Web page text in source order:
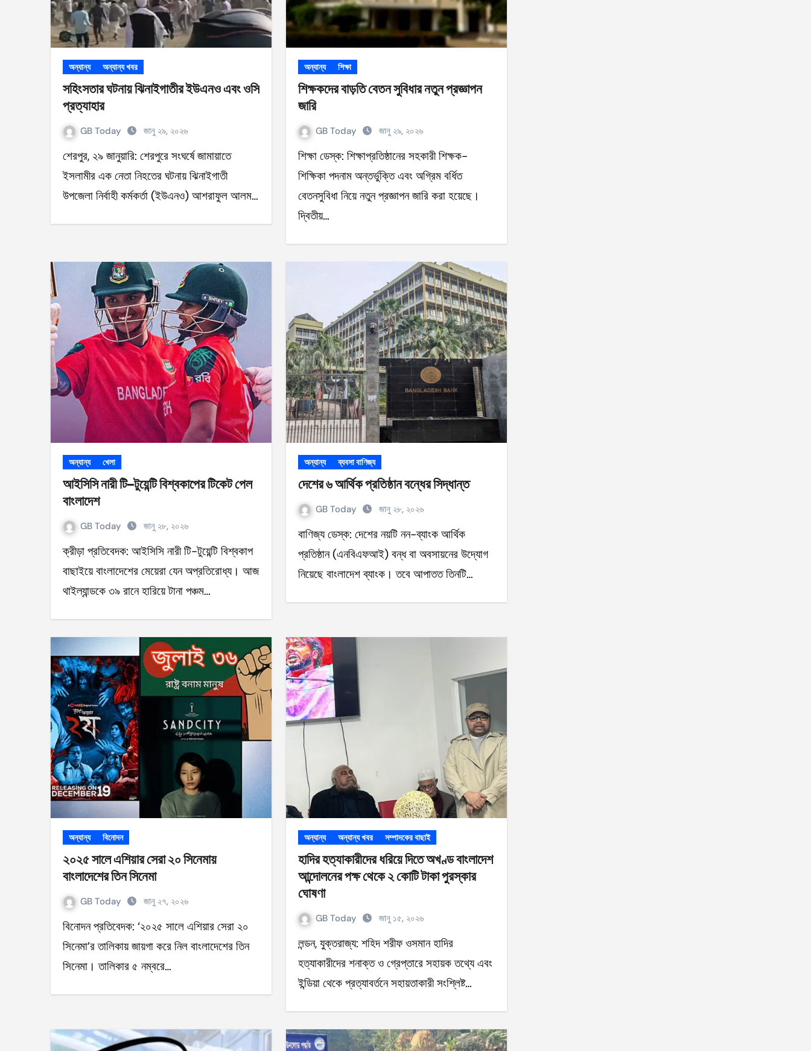
অন্যান্য অন্যান্য খবর
সহিংসতার ঘটনায় ঝিনাইগাতীর ইউএনও এবং ওসি
প্রত্যাহার
GB Today জানু ২৯, ২০২৬
শেরপুর, ২৯ জানুয়ারি: শেরপুরে সংঘর্ষে জামায়াতে
ইসলামীর এক নেতা নিহতের ঘটনায় ঝিনাইগাতী
উপজেলা নির্বাহী কর্মকর্তা (ইউএনও) আশরাফুল আলম…
অন্যান্য শিক্ষা
শিক্ষকদের বাড়তি বেতন সুবিধার নতুন প্রজ্ঞাপন
জারি
GB Today জানু ২৯, ২০২৬
শিক্ষা ডেস্ক: শিক্ষাপ্রতিষ্ঠানের সহকারী শিক্ষক-
শিক্ষিকা পদনাম অন্তর্ভুক্তি এবং অগ্রিম বর্ধিত
বেতনসুবিধা নিয়ে নতুন প্রজ্ঞাপন জারি করা হয়েছে।
দ্বিতীয়…
অন্যান্য খেলা
আইসিসি নারী টি–টুয়েন্টি বিশ্বকাপের টিকেট পেল
বাংলাদেশ
GB Today জানু ২৮, ২০২৬
ক্রীড়া প্রতিবেদক: আইসিসি নারী টি-টুয়েন্টি বিশ্বকাপ
বাছাইয়ে বাংলাদেশের মেয়েরা যেন অপ্রতিরোধ্য। আজ
থাইল্যান্ডকে ৩৯ রানে হারিয়ে টানা পঞ্চম…
অন্যান্য ব্যবসা বাণিজ্য
দেশের ৬ আর্থিক প্রতিষ্ঠান বন্ধের সিদ্ধান্ত
GB Today জানু ২৮, ২০২৬
বাণিজ্য ডেস্ক: দেশের নয়টি নন-ব্যাংক আর্থিক
প্রতিষ্ঠান (এনবিএফআই) বন্ধ বা অবসায়নের উদ্যোগ
নিয়েছে বাংলাদেশ ব্যাংক। তবে আপাতত তিনটি…
অন্যান্য বিনোদন
২০২৫ সালে এশিয়ার সেরা ২০ সিনেমায়
বাংলাদেশের তিন সিনেমা
GB Today জানু ২৭, ২০২৬
বিনোদন প্রতিবেদক: ‘২০২৫ সালে এশিয়ার সেরা ২০
সিনেমা’র তালিকায় জায়গা করে নিল বাংলাদেশের তিন
সিনেমা। তালিকার ৫ নম্বরে…
অন্যান্য অন্যান্য খবর সম্পাদকের বাছাই
হাদির হত্যাকারীদের ধরিয়ে দিতে অখণ্ড বাংলাদেশ
আন্দোলনের পক্ষ থেকে ২ কোটি টাকা পুরস্কার
ঘোষণা
GB Today জানু ১৫, ২০২৬
লন্ডন, যুক্তরাজ্য: শহিদ শরীফ ওসমান হাদির
হত্যাকারীদের শনাক্ত ও গ্রেপ্তারে সহায়ক তথ্যে এবং
ইন্ডিয়া থেকে প্রত্যাবর্তনে সহায়তাকারী সংশ্লিষ্ট…